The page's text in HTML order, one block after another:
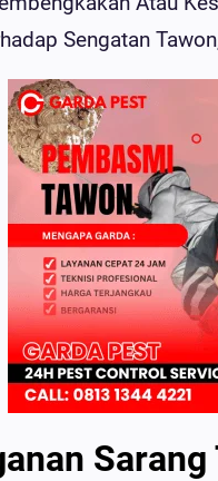
Sengatan